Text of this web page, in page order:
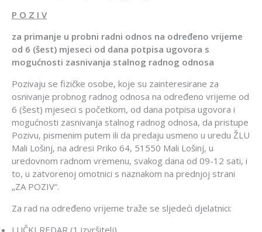
P O Z I V
za primanje u probni radni odnos na određeno vrijeme
od 6 (šest) mjeseci od dana potpisa ugovora s
mogućnosti zasnivanja stalnog radnog odnosa
Pozivaju se fizičke osobe, koje su zainteresirane za
osnivanje probnog radnog odnosa na određeno vrijeme od
6 (šest) mjeseci s početkom, od dana potpisa ugovora i
mogućnosti zasnivanja stalnog radnog odnosa, da pristupe
Pozivu, pismenim putem ili da predaju usmeno u uredu ŽLU
Mali Lošinj, na adresi Priko 64, 51550 Mali Lošinj, u
uredovnom radnom vremenu, svakog dana od 09-12 sati, i
to, u zatvorenoj omotnici s naznakom na prednjoj strani
„ZA POZIV“.
Za rad na određeno vrijeme traže se sljedeći djelatnici: